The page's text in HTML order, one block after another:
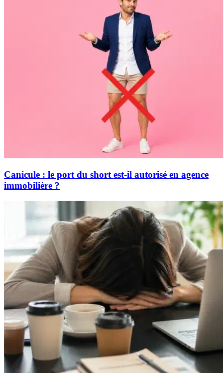
Canicule : le port du short est-il autorisé en agence
immobilière ?